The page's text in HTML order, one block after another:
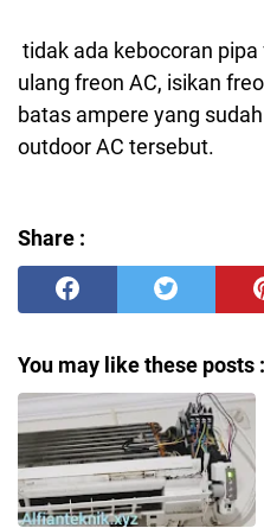
tidak ada kebocoran
ulang freon AC, isikan
batas ampere yang
outdoor AC tersebut.
Share :
You may like these posts :